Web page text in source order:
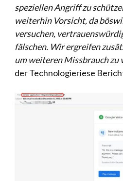
speziellen Angriff zu
weiterhin Vorsicht, da
versuchen,
fälschen. Wir ergreifen
um weiteren Missbrauch zu
der Technologieriese